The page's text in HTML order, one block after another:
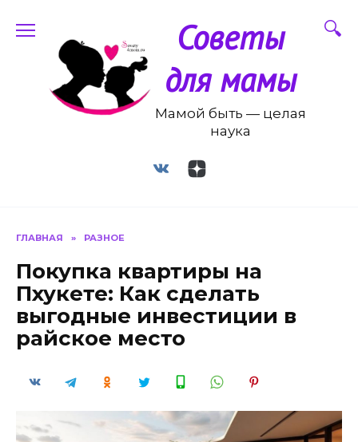
содержанию
Советы
для мамы
Мамой быть — целая
наука
ГЛАВНАЯ » РАЗНОЕ
Покупка квартиры на
Пхукете: Как сделать
выгодные инвестиции в
райское место